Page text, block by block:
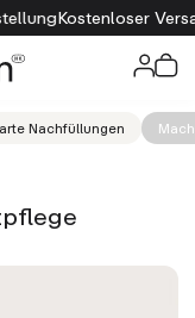
Kostenloser Versand
Nachfüllungen